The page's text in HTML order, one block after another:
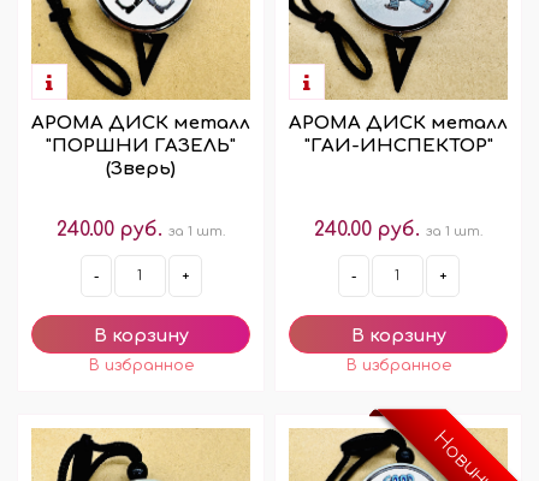
АРОМА ДИСК металл
"ПОРШНИ ГАЗЕЛЬ"
(Зверь)
240.00 руб. за 1 шт.
- +
АРОМА ДИСК металл
"ГАИ-ИНСПЕКТОР"
240.00 руб. за 1 шт.
- +